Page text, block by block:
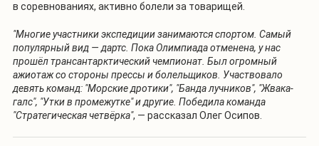
в соревнованиях, активно болели за товарищей.
"Многие участники экспедиции занимаются спортом. Самый
популярный вид — дартс. Пока Олимпиада отменена, у нас
прошёл трансантарктический чемпионат. Был огромный
ажиотаж со стороны прессы и болельщиков. Участвовало
девять команд: "Морские дротики", "Банда лучников", "Жвака-
галс", "Утки в промежутке" и другие. Победила команда
"Стратегическая четвёрка", — рассказал Олег Осипов.